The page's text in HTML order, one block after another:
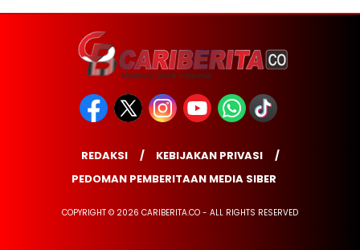
REDAKSI
KEBIJAKAN PRIVASI
PEDOMAN PEMBERITAAN MEDIA SIBER
COPYRIGHT © 2026 CARIBERITA.CO - ALL RIGHTS RESERVED